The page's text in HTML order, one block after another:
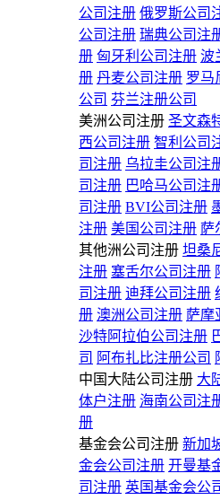
公司注册 俄罗斯公司
公司注册 瑞典公司注
册 匈牙利公司注册 波
册 丹麦公司注册 罗马
公司 芬兰注册公司
美洲公司注册 圣文森
西公司注册 智利公司
司注册 乌拉圭公司注
司注册 巴哈马公司注
司注册 BVI公司注册
注册 美国公司注册 萨
其他洲公司注册 坦桑
注册 塞舌尔公司注册
司注册 迪拜公司注册
册 澳洲公司注册 萨摩
沙特阿拉伯公司注册
司 阿布扎比注册公司
中国大陆公司注册 大
体户注册 海南公司注
册
基金会公司注册 新加
金会公司注册 开曼基
司注册 英国基金会公